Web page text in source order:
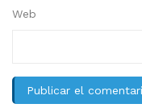
Web